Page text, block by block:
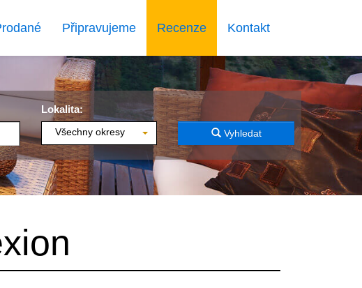
Připravujeme Recenze Kontakt
Lokalita:
Všechny okresy Vyhledat